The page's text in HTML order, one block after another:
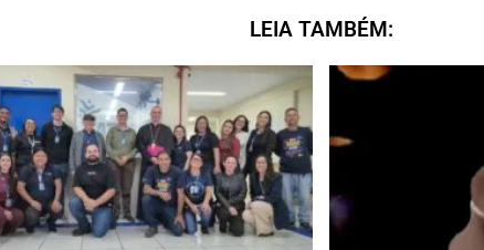
LEIA TAMBÉM: